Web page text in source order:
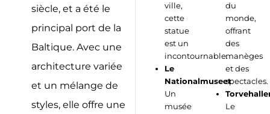
siècle, et a été le
principal port de la
Baltique. Avec une
architecture variée
et un mélange de
styles, elle offre une
ville,
cette
statue
est un
incontournable.
Le
Nationalmuseet:
Un
musée
du
monde,
offrant
des
manèges
et des
spectacles.
Le